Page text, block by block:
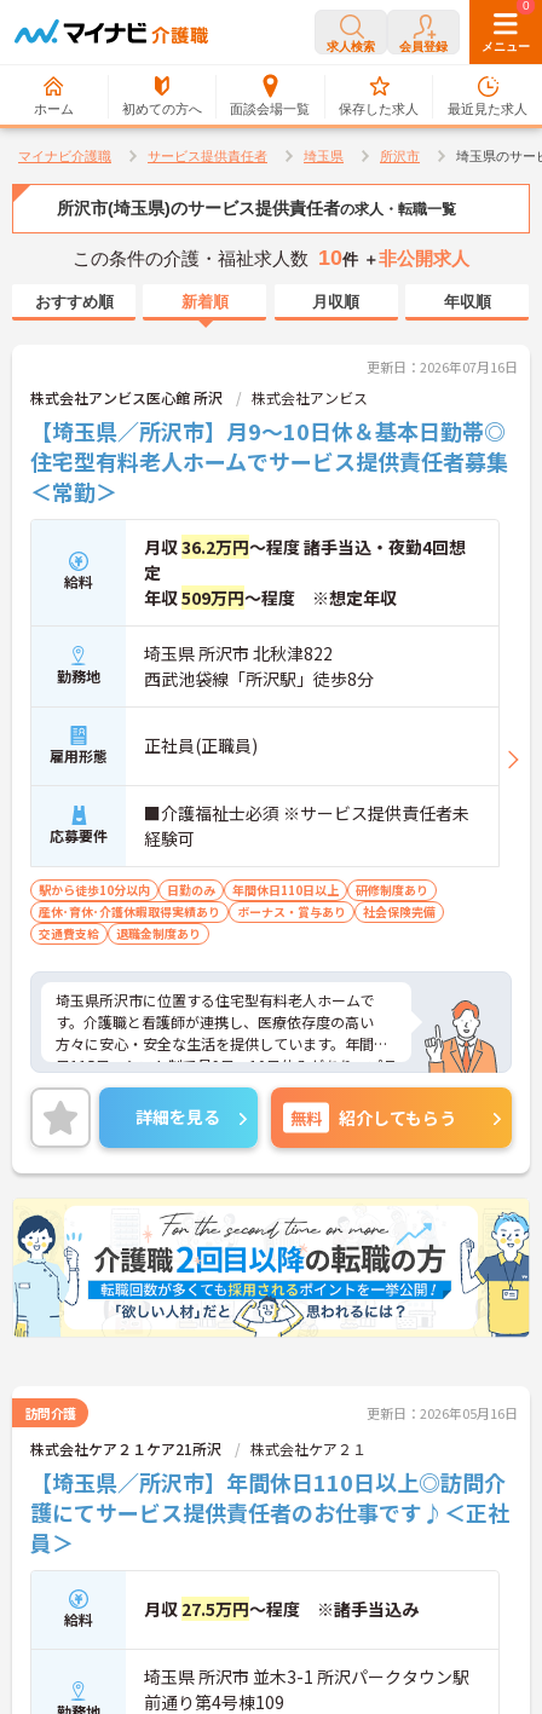
求人検索 会員登録 メニュー
ホーム 初めての方へ 面談会場一覧
0
保存した求人
0
最近見た求人
マイナビ介護職 サービス提供責任者 埼玉県 所沢市 埼玉県のサー
所沢市(埼玉県)のサービス提供責任者の求人・転職一覧
この条件の介護・福祉求人数 10件 ＋非公開求人
おすすめ順 新着順 月収順 年収順
更新日：2026年07月16日
株式会社アンビス医心館 所沢 株式会社アンビス
【埼玉県／所沢市】月9～10日休＆基本日勤帯◎
住宅型有料老人ホームでサービス提供責任者募集
＜常勤＞
給料
月収36.2万円～程度 諸手当込・夜勤4回想
定
年収509万円～程度 ※想定年収
勤務地
埼玉県 所沢市 北秋津822
西武池袋線「所沢駅」徒歩8分
雇用形態 正社員(正職員)
応募要件
■介護福祉士必須 ※サービス提供責任者未
経験可
駅から徒歩10分以内 日勤のみ 年間休日110日以上
研修制度あり
産休･育休･介護休暇取得実績あり
ボーナス・賞与あり
社会保険完備
交通費支給
退職金制度あり
埼玉県所沢市に位置する住宅型有料老人ホームで
す。介護職と看護師が連携し、医療依存度の高い
方々に安心・安全な生活を提供しています。年間休
日115日、シフト制で月9日～10日休みがあり、プラ
イベートも充実。サ責未経験からでも安心してスタ
ートできる環境です。ご興味のある方には、面接対
策ポイントなど、さらに詳細をお話ししますのでお
気軽にご相談ください！
詳細を見る 無料 紹介してもらう
訪問介護 更新日：2026年05月16日
株式会社ケア２１ケア21所沢 株式会社ケア２１
【埼玉県／所沢市】年間休日110日以上◎訪問介
護にてサービス提供責任者のお仕事です♪＜正社
員＞
給料 月収 27.5万円～程度 ※諸手当込み
埼玉県 所沢市 並木3-1 所沢パークタウン駅
前通り第4号棟109